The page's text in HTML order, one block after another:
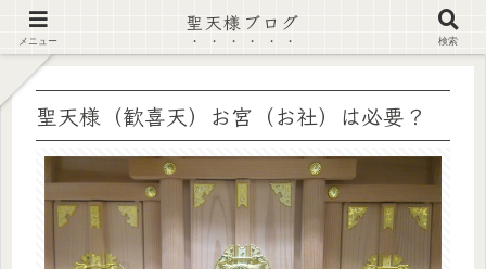
【注意喚起】偽サイト及び偽情報に注意 ▶確認する◀
聖天様（歓喜天）お宮（お社）は必要？
メニュー
聖天様ブログ
検索